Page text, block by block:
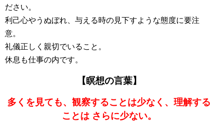
ださい。
利己心やうぬぼれ、与える時の見下すような態度に要注
意。
礼儀正しく親切でいること。
休息も仕事の内です。
【瞑想の言葉】
多くを見ても、観察することは少なく、理解する
ことは さらに少ない。